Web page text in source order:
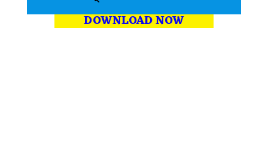
DOWNLOAD NOW